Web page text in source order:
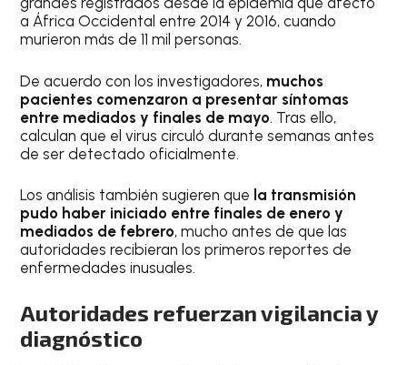
a África Occidental entre 2014 y 2016, cuando
murieron más de 11 mil personas.
De acuerdo con los investigadores, muchos
pacientes comenzaron a presentar síntomas
entre mediados y finales de mayo. Tras ello,
calculan que el virus circuló durante semanas antes
de ser detectado oficialmente.
Los análisis también sugieren que la transmisión
pudo haber iniciado entre finales de enero y
mediados de febrero, mucho antes de que las
autoridades recibieran los primeros reportes de
enfermedades inusuales.
Autoridades refuerzan vigilancia y
diagnóstico